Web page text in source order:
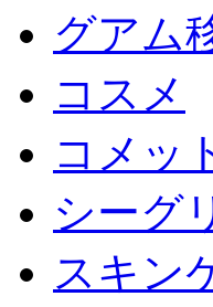
グアム
コスメ
コメッ
シーグ
スキン